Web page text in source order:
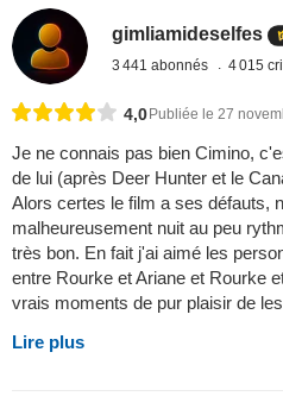
gimliamideselfes
3 441 abonnés 4 015
4,0Publiée le 27
Je ne connais pas bien Cimino,
de lui (après Deer Hunter et le
Alors certes le film a ses défauts,
malheureusement nuit au peu
très bon. En fait j'ai aimé les
entre Rourke et Ariane et Rourke
vrais moments de pur plaisir de
Lire plus